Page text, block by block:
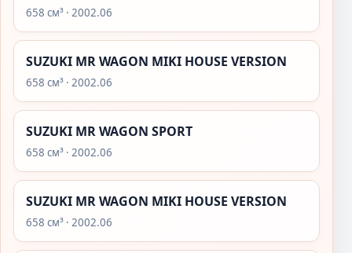
658 см³ · 2002.06
SUZUKI MR WAGON MIKI HOUSE VERSION
658 см³ · 2002.06
SUZUKI MR WAGON SPORT
658 см³ · 2002.06
SUZUKI MR WAGON MIKI HOUSE VERSION
658 см³ · 2002.06